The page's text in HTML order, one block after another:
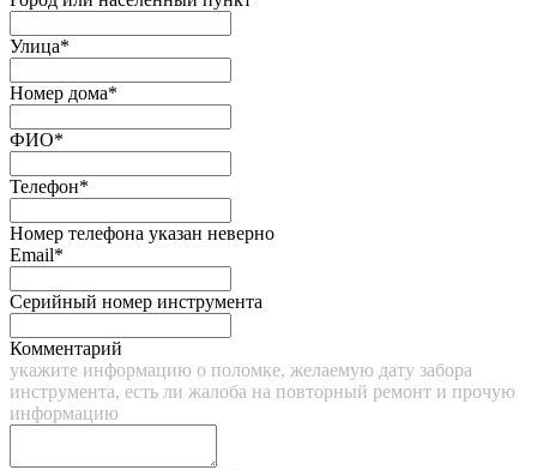
Улица*
Номер дома*
ФИО*
Телефон*
Номер телефона указан неверно
Email*
Серийный номер инструмента
Комментарий
укажите информацию о поломке, желаемую дату забора
инструмента, есть ли жалоба на повторный ремонт и прочую
информацию